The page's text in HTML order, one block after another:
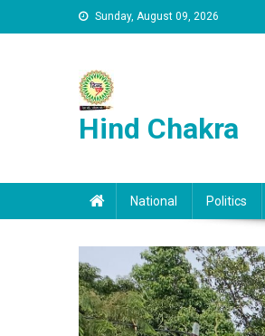
Skip to content Sunday, August 09, 2026
Hind Chakra
National Politics